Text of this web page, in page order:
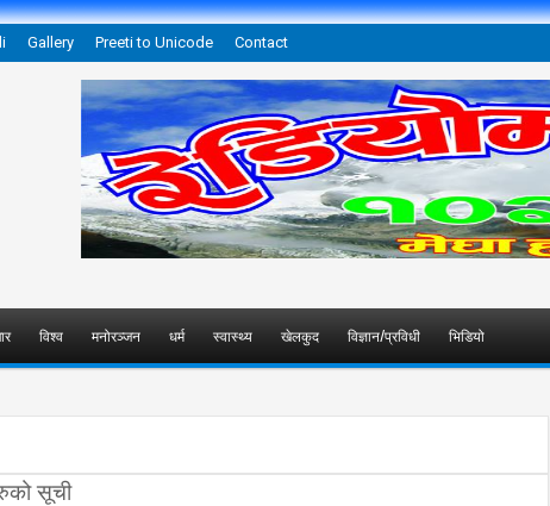
Gallery Preeti to Unicode Contact
विश्व मनोरञ्जन धर्म स्वास्थ्य खेलकुद विज्ञान/प्रविधी भिडियो